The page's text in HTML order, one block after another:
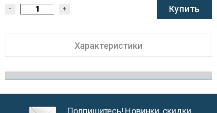
- + Купить
Характеристики
Подпишитесь! Новинки, скидки,